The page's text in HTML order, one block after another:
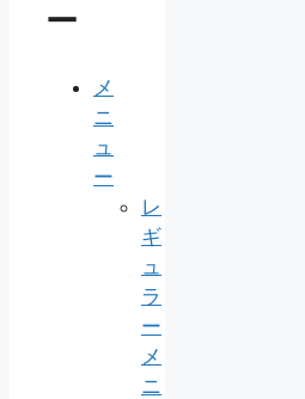
ー
メ
ニ
ュ
ー
レ
ギ
ュ
ラ
ー
メ
ニ